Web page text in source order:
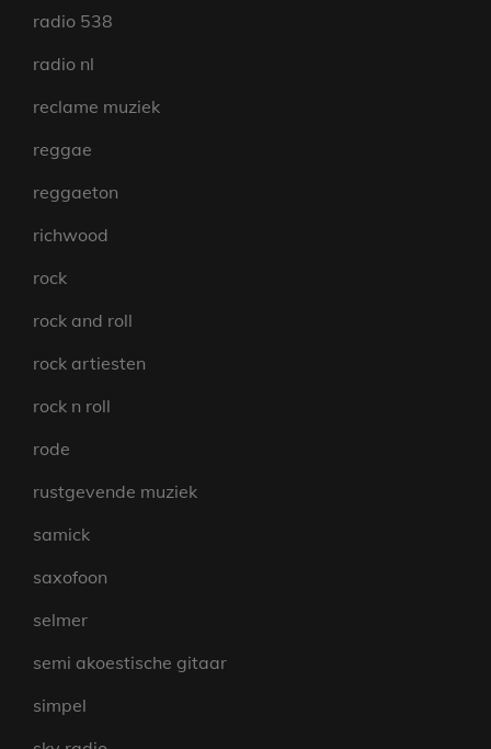
radio 538
radio nl
reclame muziek
reggae
reggaeton
richwood
rock
rock and roll
rock artiesten
rock n roll
rode
rustgevende muziek
samick
saxofoon
selmer
semi akoestische gitaar
simpel